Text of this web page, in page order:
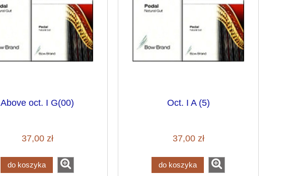
Above oct. I G(00)
37,00 zł
do koszyka
Oct. I A (5)
37,00 zł
do koszyka